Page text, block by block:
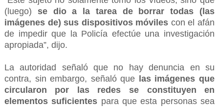
(luego) se dio a la tarea de borrar todas (las
imágenes de) sus dispositivos móviles con el afán
de impedir que la Policía efectúe una investigación
apropiada”, dijo.
La autoridad señaló que no hay denuncia en su
contra, sin embargo, señaló que
las imágenes que
circularon por las redes se constituyen en
elementos suficientes para que esta personas sea